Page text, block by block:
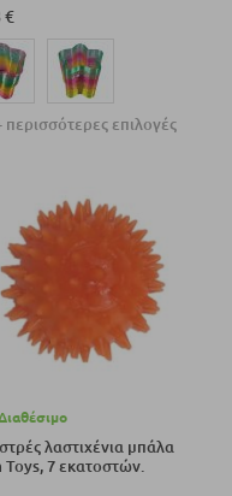
€
περισσότερες επιλογές
λαστιχένια μπάλα
Toys, 7 εκατοστών.